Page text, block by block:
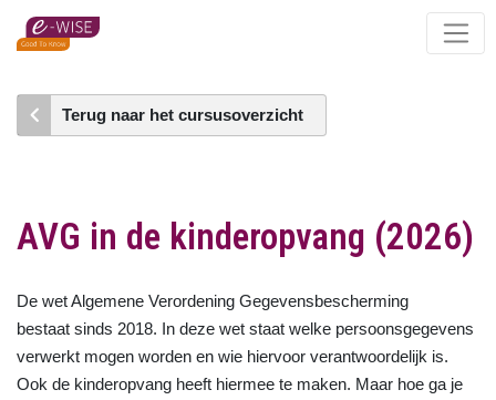
Skip
content
Terug naar het cursusoverzicht
AVG in de kinderopvang (2026)
De wet Algemene Verordening Gegevensbescherming
bestaat sinds 2018. In deze wet staat welke persoonsgegevens
verwerkt mogen worden en wie hiervoor verantwoordelijk is.
Ook de kinderopvang heeft hiermee te maken. Maar hoe ga je